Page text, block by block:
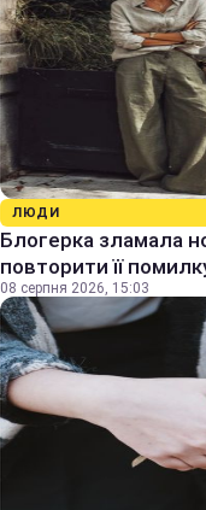
ЛЮДИ
Блогерка зламала
повторити її
08 серпня 2026, 15:03